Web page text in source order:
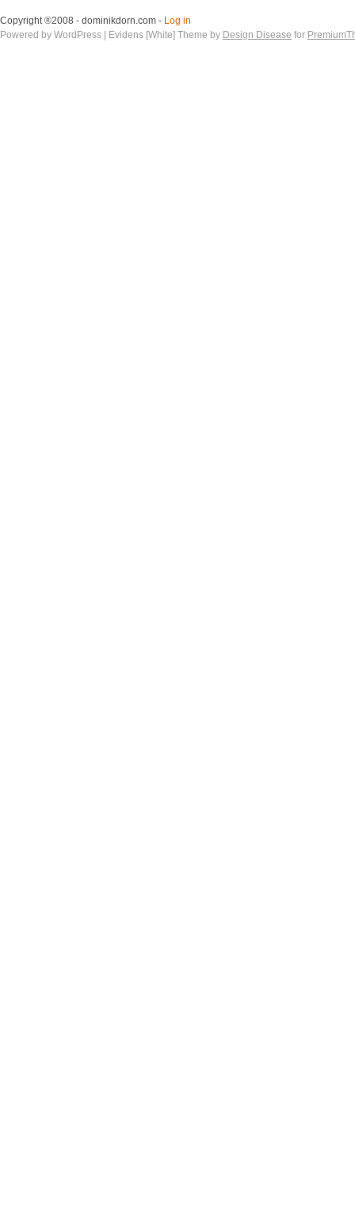
Copyright ®2008 - dominikdorn.com - Log in
Powered by WordPress | Evidens [White] Theme by Design Disease for